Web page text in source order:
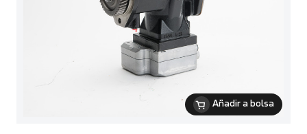
Añadir a bolsa